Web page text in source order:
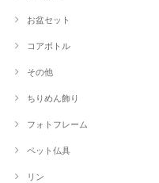
お盆セット
コアボトル
その他
ちりめん飾り
フォトフレーム
ペット仏具
リン